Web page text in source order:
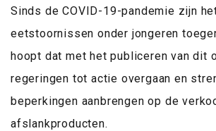
Sinds de COVID-19-pandemie zijn
eetstoornissen onder jongeren
hoopt dat met het publiceren van dit
regeringen tot actie overgaan en
beperkingen aanbrengen op de
afslankproducten.